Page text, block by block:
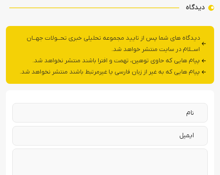
دیدگاه
دیدگاه های شما پس از تایید مجموعه تحلیلی خبری تحــولات جهــان
اســلام در سایت منتشر خواهد شد.
پیام هایی که حاوی توهین، تهمت و افترا باشند منتشر نخواهد شد.
پیام هایی که به غیر از زبان فارسی یا غیرمرتبط باشند منتشر نخواهد شد.